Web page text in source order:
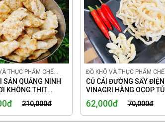
THỰC PHẨM CHẾ
NƯỚC
SẢN QUẢNG NINH
KHÔNG THỊT
BỘT.
210,000đ
ĐỒ KHÔ VÀ THỰC PHẨM CHẾ
BIẾN TRONG NƯỚC
CỦ CẢI ĐƯỜNG SẤY ĐIỆN
VINAGRI HÀNG OCOP TÚI
62,000đ 70,000đ